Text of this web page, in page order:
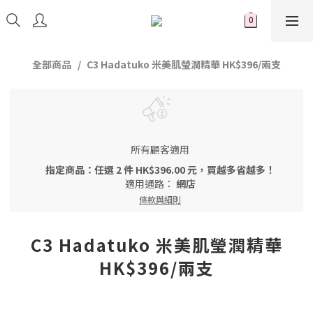
全部商品 C3 Hadatuko 米美肌瑩潤精華 HK$396/兩支
所有顧客適用
指定商品：任選 2 件 HK$396.00 元，買越多省越多！
適用通路： 網店
條款與細則
C3 Hadatuko 米美肌瑩潤精華
HK$396/兩支